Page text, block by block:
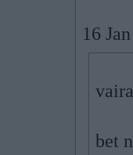
16
bet